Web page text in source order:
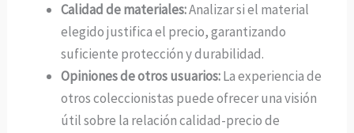
Calidad de materiales:Analizar si el material
elegido justifica el precio, garantizando
suficiente protección y durabilidad.
Opiniones de otros usuarios:La experiencia de
otros coleccionistas puede ofrecer una visión
útil sobre la relación calidad-precio de